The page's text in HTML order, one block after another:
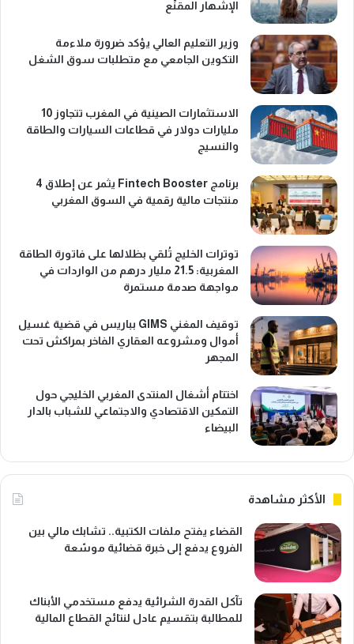
الإشهار المقنّع
وزير التعليم العالي يؤكد ضرورة ملاءمة
التكوين الجامعي مع متطلبات سوق الشغل
الاستثمارات الصينية في المغرب تتجاوز 10
مليارات دولار في قطاعات السيارات والطاقة
والنسيج
برنامج Fintech Booster يثمر عن إطلاق 4
منتجات مالية رقمية في السوق المغربي
توترات الخليج تُلقي بظلالها على فاتورة الطاقة
المغربية: 21.5 مليار درهم من الواردات في
مواجهة صدمة مستمرة
توقيف المغني GIMS بباريس في قضية غسيل
أموال ومشروعه العقاري الفاخر بمراكش تحت
المجهر
اختتام أشغال المنتدى المغربي الخليجي حول
التمكين الاقتصادي والاجتماعي للشباب بالدار
البيضاء
الأكثر مشاهدة
القضاء يفتح ملفات الكتبية.. تشابك مالي بين
الفروع يدفع إلى خبرة قضائية موسّعة
تآكل القدرة الشرائية يدفع مستخدمي الأبناك
للمطالبة بتقسيم عادل لنتائج القطاع المالية